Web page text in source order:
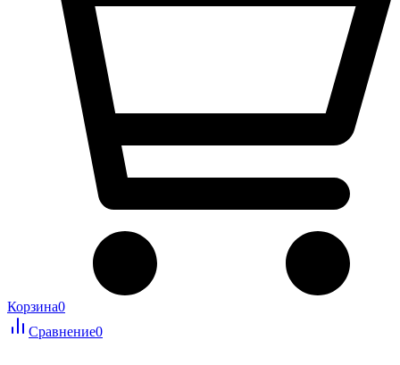
Корзина0
Сравнение0